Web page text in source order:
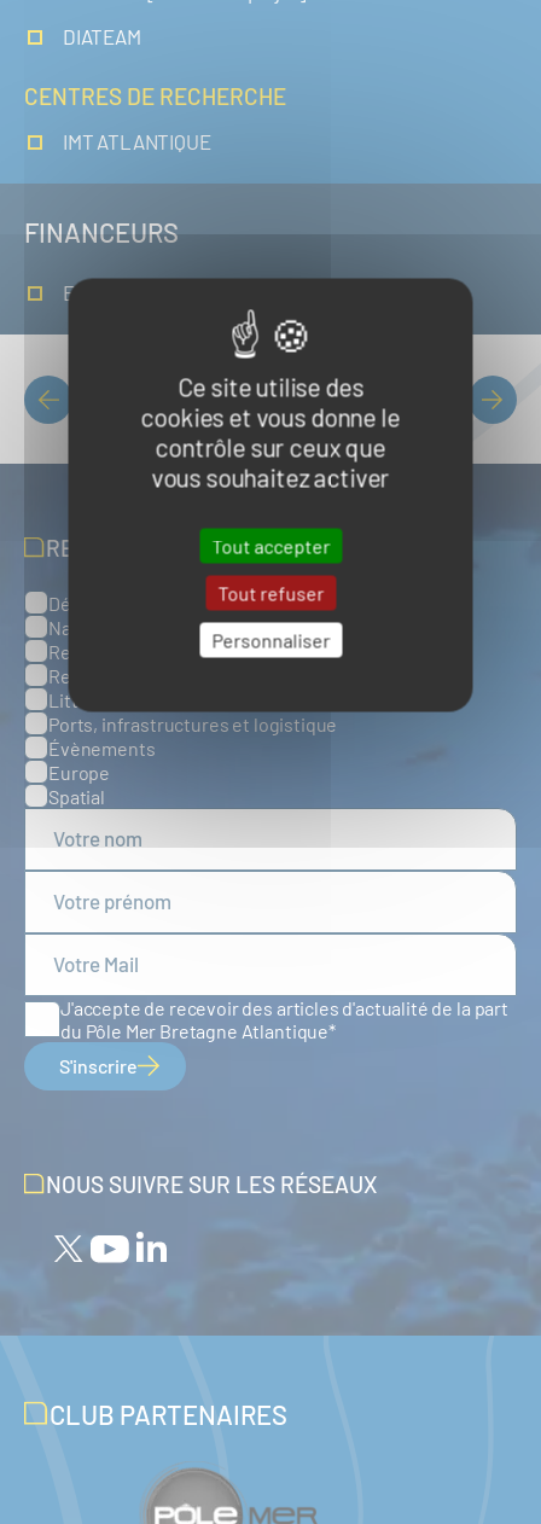
Ce site utilise des
cookies et vous donne le
contrôle sur ceux que
vous souhaitez activer
Tout accepter
Tout refuser
Personnaliser
DIATEAM
CENTRES DE RECHERCHE
IMT ATLANTIQUE
FINANCEURS
En recherche de financement
PAGINATION
Liste des projets
RECEVOIR NOS ACTUALITÉS
Catégories
Défense, sûreté et sécurité maritimes
Naval et nautisme
Ressources énergétiques et minérales marines
Ressources biologiques marines
Littoral et environnement marins
Ports, infrastructures et logistique
Évènements
Europe
Spatial
J'accepte de recevoir des articles d'actualité de la part
du Pôle Mer Bretagne Atlantique
S'inscrire
NOUS SUIVRE SUR LES RÉSEAUX
CLUB PARTENAIRES